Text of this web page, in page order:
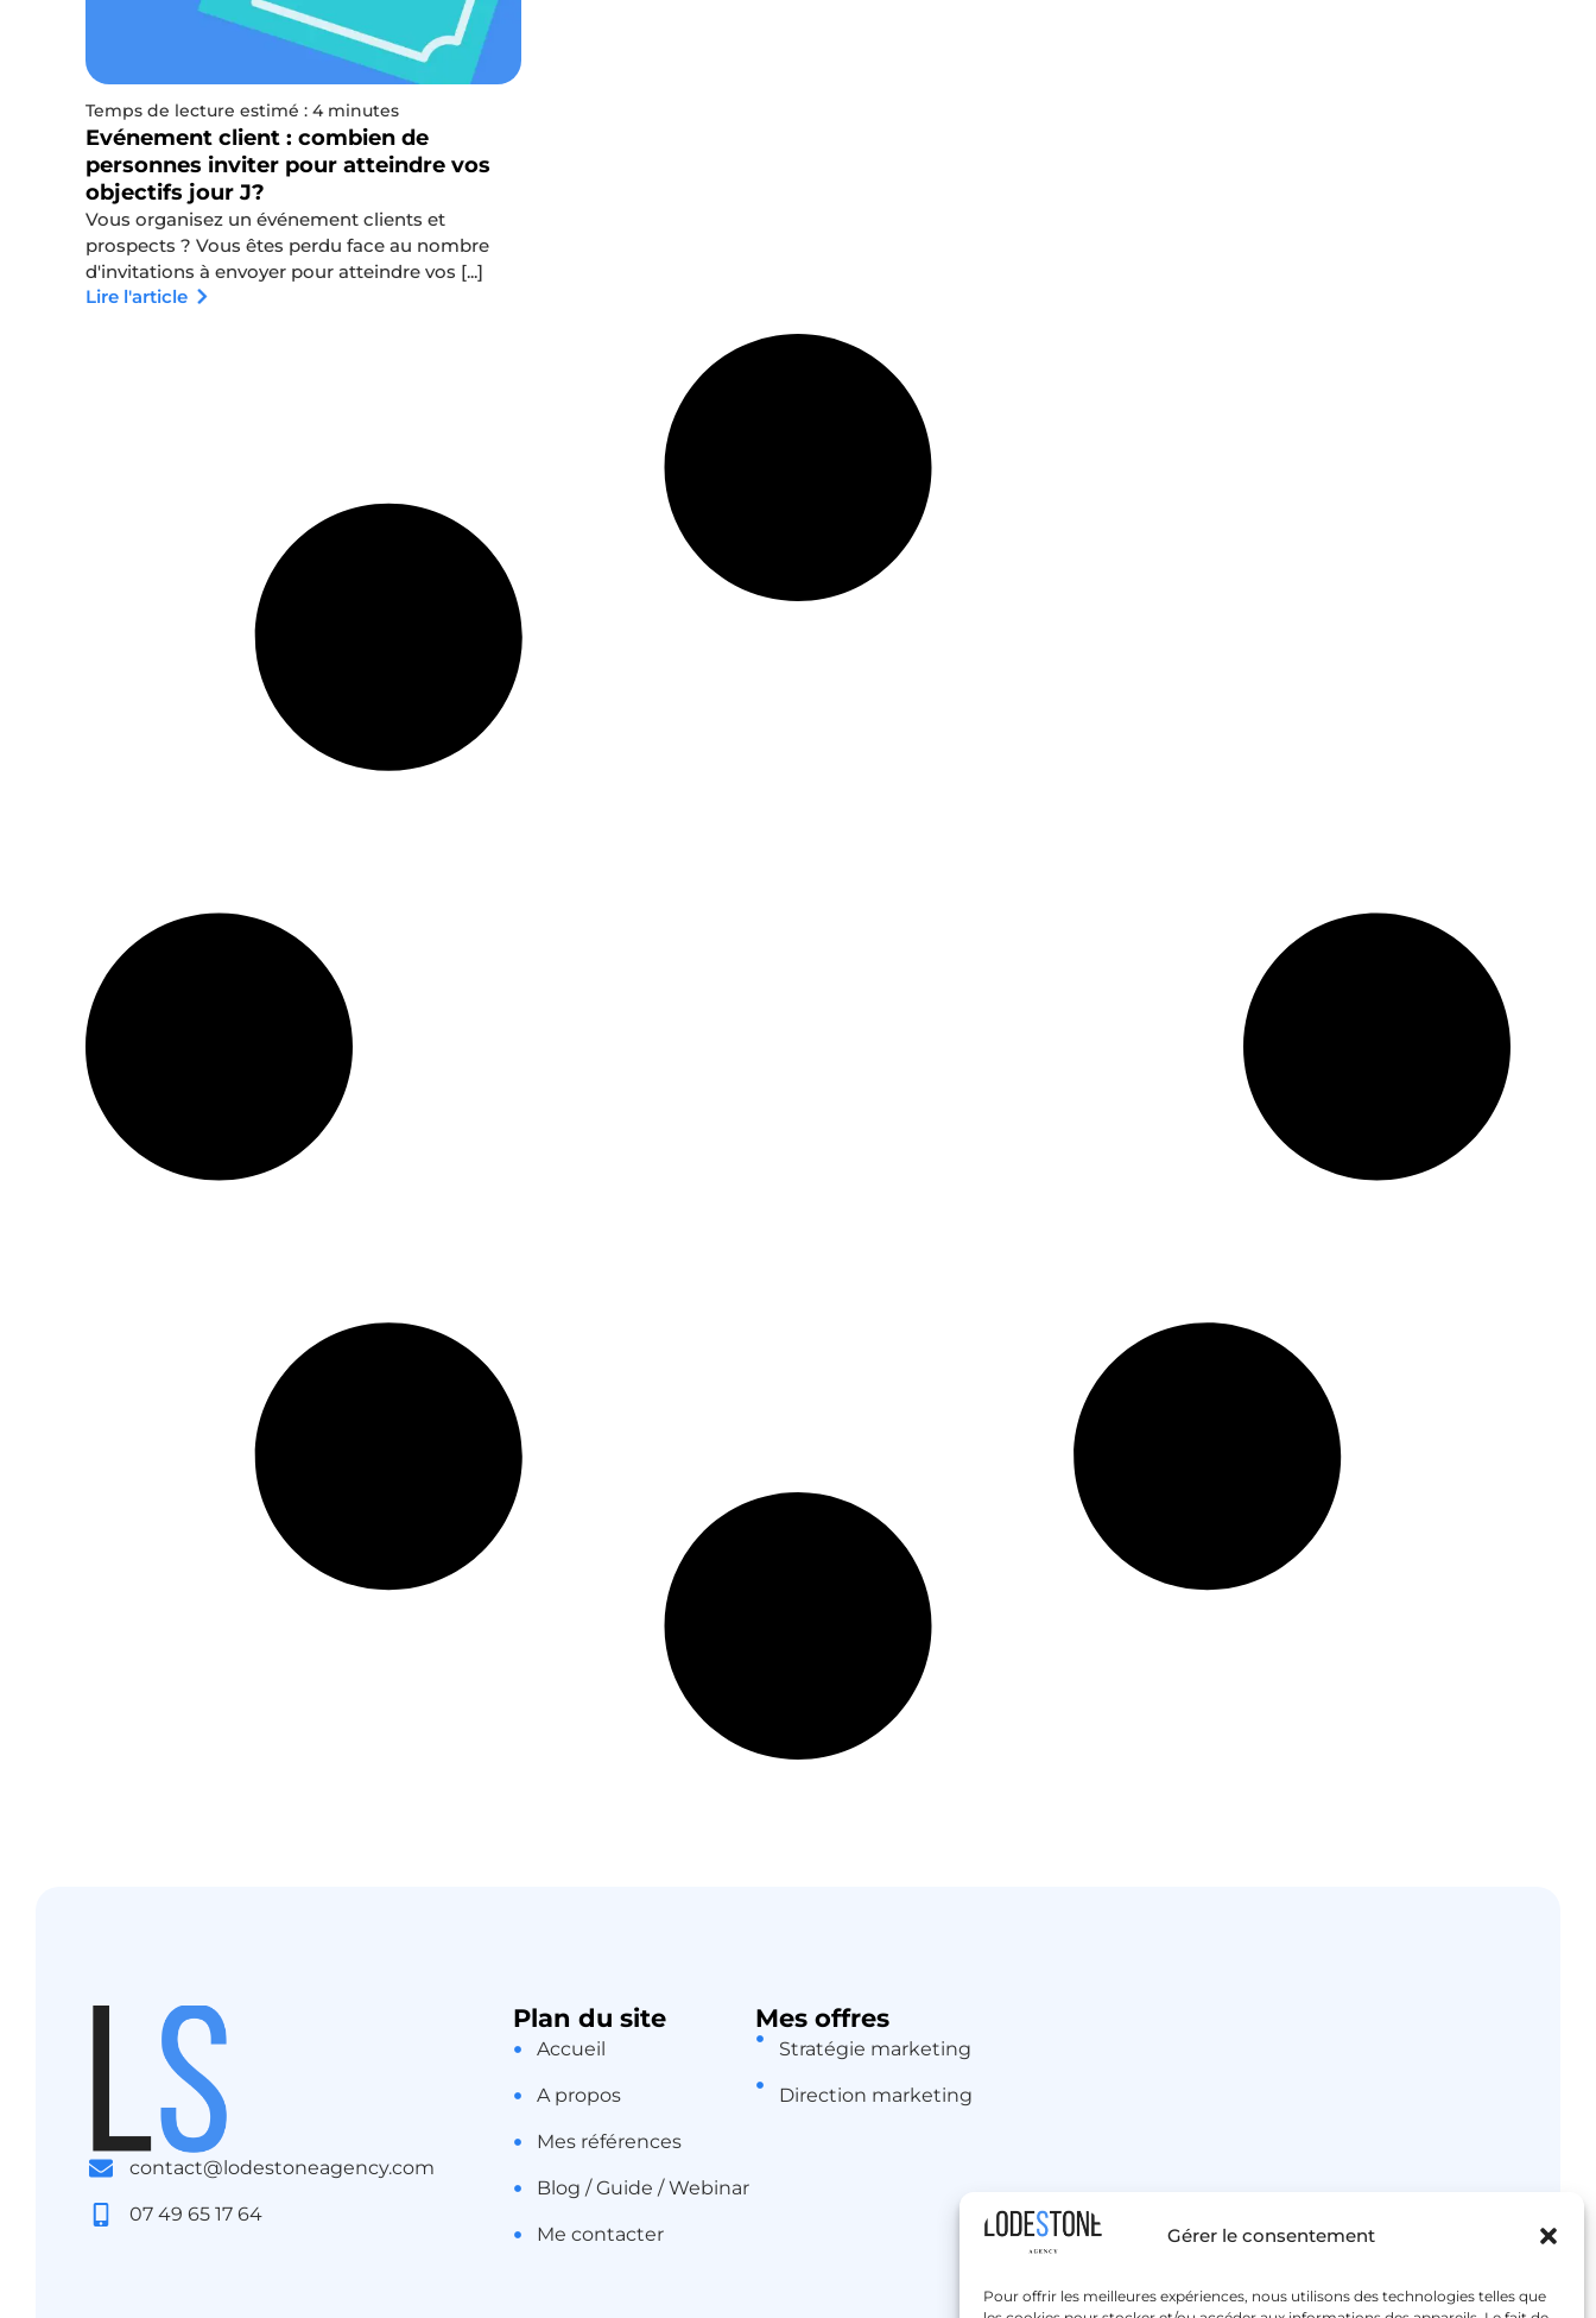
Gérer le consentement
Pour offrir les meilleures expériences, nous utilisons des technologies telles que
Temps de lecture estimé : 4 minutes
Evénement client : combien de
personnes inviter pour atteindre vos
objectifs jour J?
Vous organisez un événement clients et
prospects ? Vous êtes perdu face au nombre
d'invitations à envoyer pour atteindre vos [...]
Lire l'article
contact@lodestoneagency.com
07 49 65 17 64
Plan du site
Accueil
A propos
Mes références
Blog / Guide / Webinar
Me contacter
Mes offres
Stratégie marketing
Direction marketing